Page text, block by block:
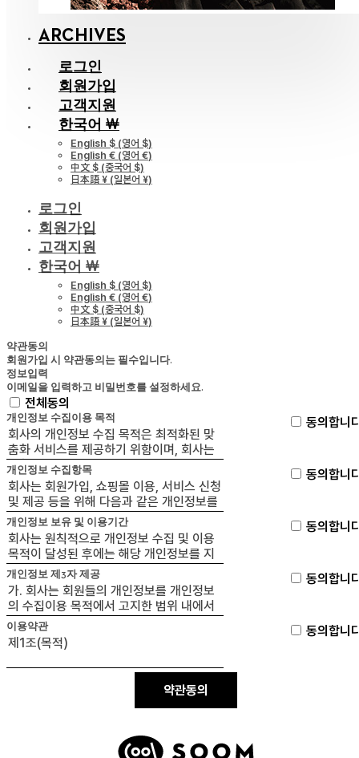
ARCHIVES
로그인
회원가입
고객지원
한국어 ￦
English $ (영어 $)
English € (영어 €)
中文 $ (중국어 $)
日本語 ¥ (일본어 ¥)
로그인
회원가입
고객지원
한국어 ￦
English $ (영어 $)
English € (영어 €)
中文 $ (중국어 $)
日本語 ¥ (일본어 ¥)
약관동의
회원가입 시 약관동의는 필수입니다.
정보입력
이메일을 입력하고 비밀번호를 설정하세요.
전체동의
개인정보 수집이용 목적 동의합니
개인정보 수집항목 동의합니
개인정보 보유 및 이용기간 동의합니
개인정보 제3자 제공 동의합니
이용약관 동의합니